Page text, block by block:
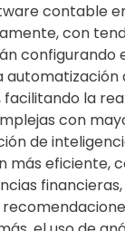
contable
con
configurando
automatización
facilitando la
con
de
más eficiente,